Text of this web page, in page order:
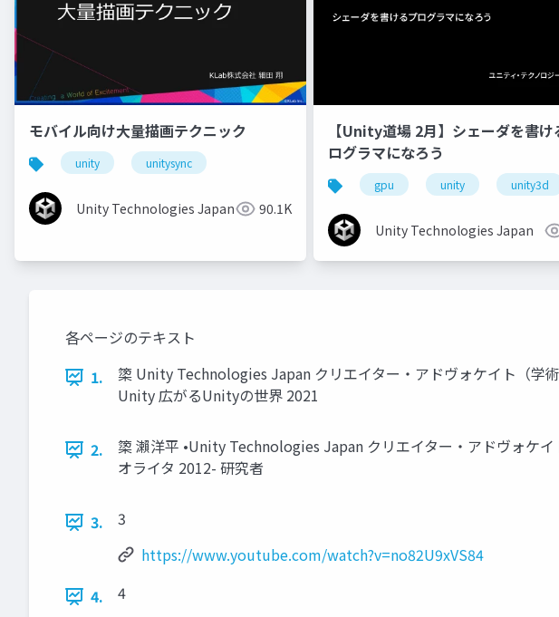
モバイル向け大量描画テクニック
unity unitysync
Unity Technologies Japan 90.1K
【Unity道場 2月】シェーダを書け
ログラマになろう
gpu unity unity3d
Unity Technologies Japan
各ページのテキスト
1.
𥱋 Unity Technologies Japan クリエイター・アドヴォケイト（
Unity 広がるUnityの世界 2021
2.
𥱋 瀨洋平 •Unity Technologies Japan クリエイター・アドヴォケ
オライタ 2012- 研究者
3.
3
https://www.youtube.com/watch?v=no82U9xVS84
4.
4